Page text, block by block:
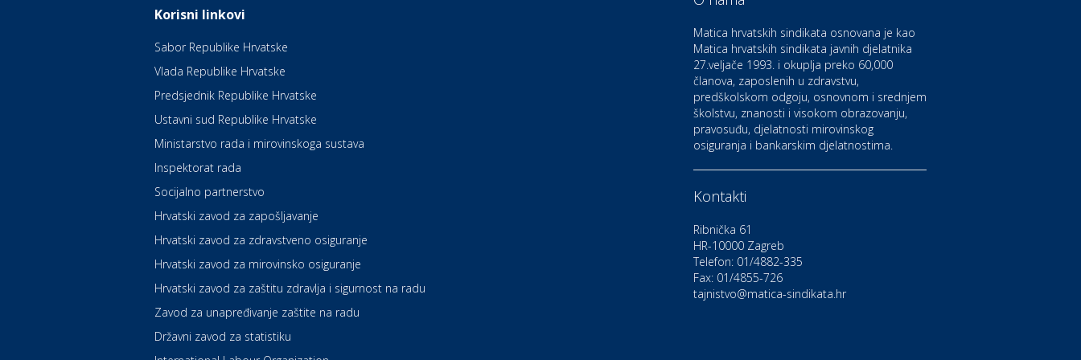
Kultura i edukacija
Kazalište Kerempuh
Kultura i edukacija
Kazalište ZKM
Auto-moto i tehnika
Zdravlje i osiguranje
UNIQA osiguranje
Korisni linkovi
Sabor Republike Hrvatske
Vlada Republike Hrvatske
Predsjednik Republike Hrvatske
Ustavni sud Republike Hrvatske
Ministarstvo rada i mirovinskoga sustava
Inspektorat rada
Socijalno partnerstvo
Hrvatski zavod za zapošljavanje
Hrvatski zavod za zdravstveno osiguranje
Hrvatski zavod za mirovinsko osiguranje
Hrvatski zavod za zaštitu zdravlja i sigurnost na radu
Zavod za unapređivanje zaštite na radu
Državni zavod za statistiku
Matica hrvatskih sindikata osnovana je kao
Matica hrvatskih sindikata javnih djelatnika
27.veljače 1993. i okuplja preko 60,000
članova, zaposlenih u zdravstvu,
predškolskom odgoju, osnovnom i srednjem
školstvu, znanosti i visokom obrazovanju,
pravosuđu, djelatnosti mirovinskog
osiguranja i bankarskim djelatnostima.
Kontakti
Ribnička 61
HR-10000 Zagreb
Telefon: 01/4882-335
Fax: 01/4855-726
tajnistvo@matica-sindikata.hr